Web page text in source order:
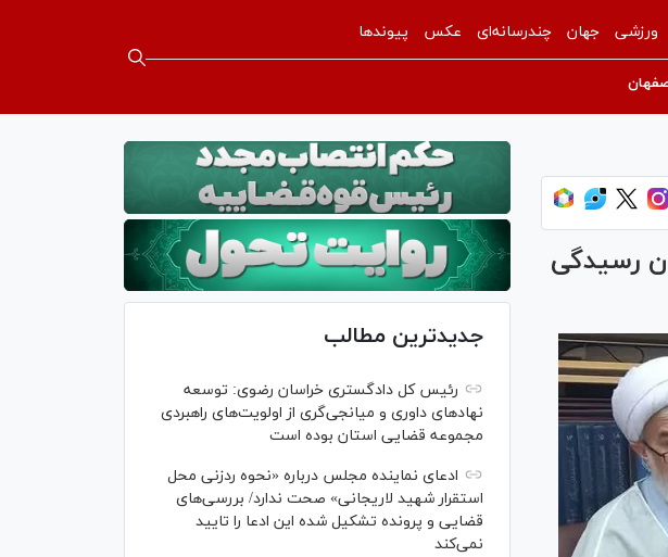
ورزشی جهان چندرسانه‌ای عکس پیوندها
۶۸ نفر از مراجعان رسیدگی
جدیدترین مطالب
رئیس کل دادگستری خراسان رضوی: توسعه
نهاد‌های داوری و میانجی‌گری از اولویت‌های راهبردی
مجموعه قضایی استان بوده است
ادعای نماینده مجلس درباره «نحوه ردزنی محل
استقرار شهید لاریجانی» صحت ندارد/ بررسی‌های
قضایی و پرونده تشکیل شده این ادعا را تایید
نمی‌کند